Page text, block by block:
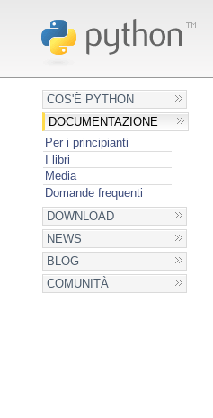
COS'È PYTHON
DOCUMENTAZIONE
Per i principianti
I libri
Media
Domande frequenti
DOWNLOAD
NEWS
BLOG
COMUNITÀ